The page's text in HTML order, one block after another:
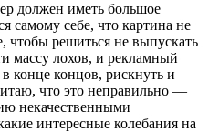
должен иметь большое
самому себе, что картина не
чтобы решиться не выпускать
массу лохов, и рекламный
конце концов, рискнуть и
что это неправильно —
некачественными
интересные колебания на